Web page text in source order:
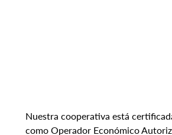
Nuestra cooperativa está
como Operador Económico